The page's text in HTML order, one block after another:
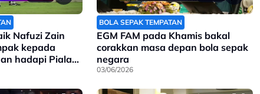
Nafuzi Zain
kepada
hadapi Piala
BOLA SEPAK TEMPATAN
EGM FAM pada Khamis bakal
corakkan masa depan bola sepak
negara
03/06/2026